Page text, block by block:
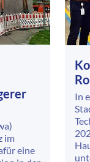
im
eine
In